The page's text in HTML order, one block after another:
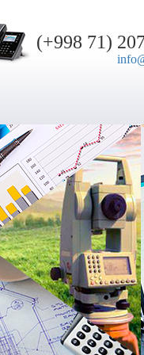
(+998 71)